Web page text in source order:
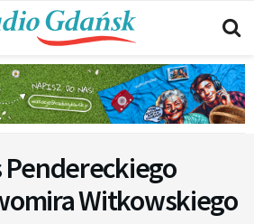
Pendereckiego
Witkowskiego